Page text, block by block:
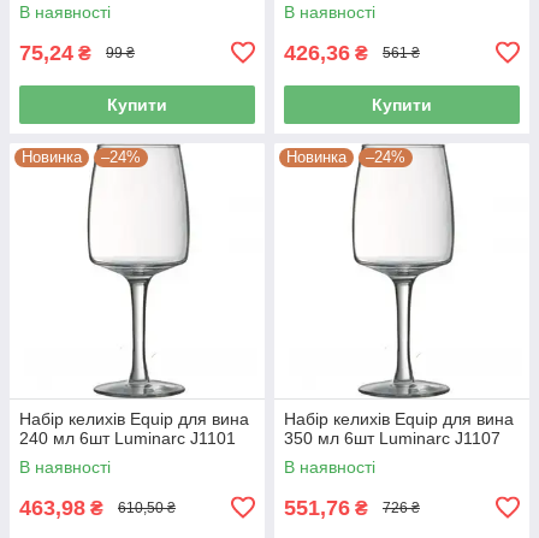
В наявності
75,24 ₴ 99 ₴
Купити
В наявності
426,36 ₴ 561 ₴
Купити
Новинка –24%
Набір келихів Equip для вина
240 мл 6шт Luminarc J1101
В наявності
463,98 ₴ 610,50 ₴
Новинка –24%
Набір келихів Equip для вина
350 мл 6шт Luminarc J1107
В наявності
551,76 ₴ 726 ₴